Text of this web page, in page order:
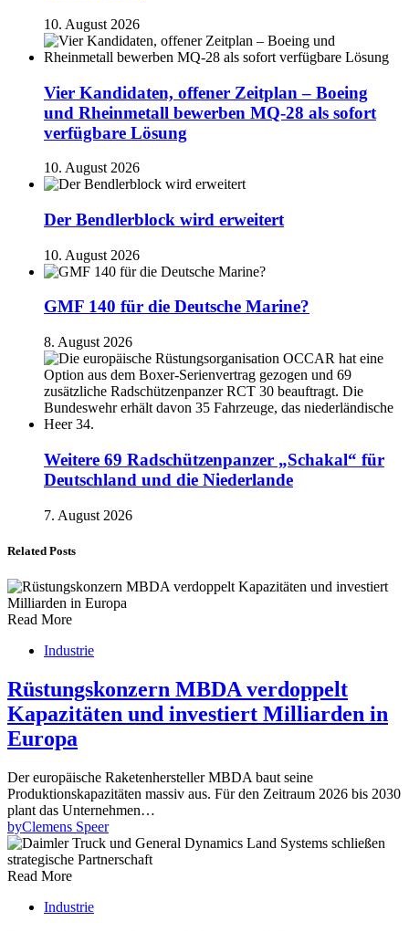
10. August 2026
Vier Kandidaten, offener Zeitplan – Boeing
und Rheinmetall bewerben MQ-28 als sofort
verfügbare Lösung
10. August 2026
Der Bendlerblock wird erweitert
10. August 2026
GMF 140 für die Deutsche Marine?
8. August 2026
Weitere 69 Radschützenpanzer „Schakal“ für
Deutschland und die Niederlande
7. August 2026
Related Posts
Read More
Industrie
Rüstungskonzern MBDA verdoppelt
Kapazitäten und investiert Milliarden in
Europa
Der europäische Raketenhersteller MBDA baut seine
Produktionskapazitäten massiv aus. Für den Zeitraum 2026 bis 2030
plant das Unternehmen…
byClemens Speer
Read More
Industrie